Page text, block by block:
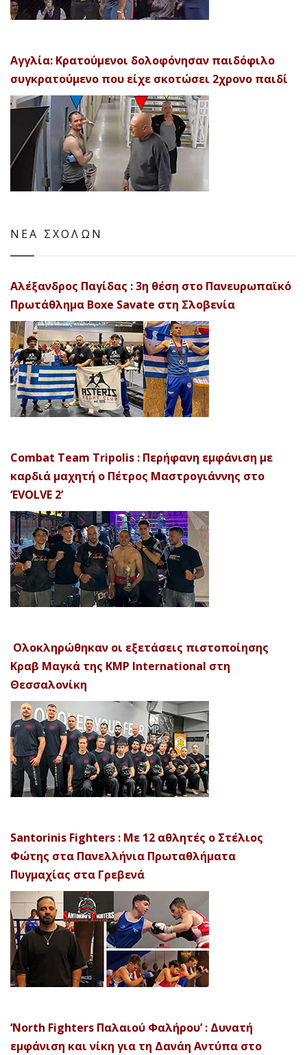
Αγγλία: Κρατούμενοι δολοφόνησαν παιδόφιλο
συγκρατούμενο που είχε σκοτώσει 2χρονο παιδί
ΝΕΑ ΣΧΟΛΩΝ
Αλέξανδρος Παγίδας : 3η θέση στο Πανευρωπαϊκό
Πρωτάθλημα Boxe Savate στη Σλοβενία
Combat Team Tripolis : Περήφανη εμφάνιση με
καρδιά μαχητή ο Πέτρος Μαστρογιάννης στο
‘EVOLVE 2’
Ολοκληρώθηκαν οι εξετάσεις πιστοποίησης
Κραβ Μαγκά της KMP International στη
Θεσσαλονίκη
Santorinis Fighters : Με 12 αθλητές ο Στέλιος
Φώτης στα Πανελλήνια Πρωταθλήματα
Πυγμαχίας στα Γρεβενά
‘North Fighters Παλαιού Φαλήρου’ : Δυνατή
εμφάνιση και νίκη για τη Δανάη Αντύπα στο